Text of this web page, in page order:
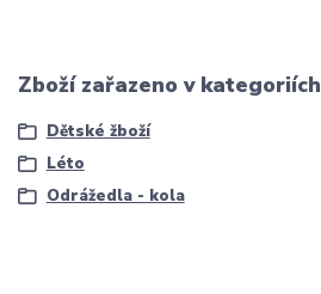
Zboží zařazeno v kategoriích
Dětské žboží
Léto
Odrážedla - kola